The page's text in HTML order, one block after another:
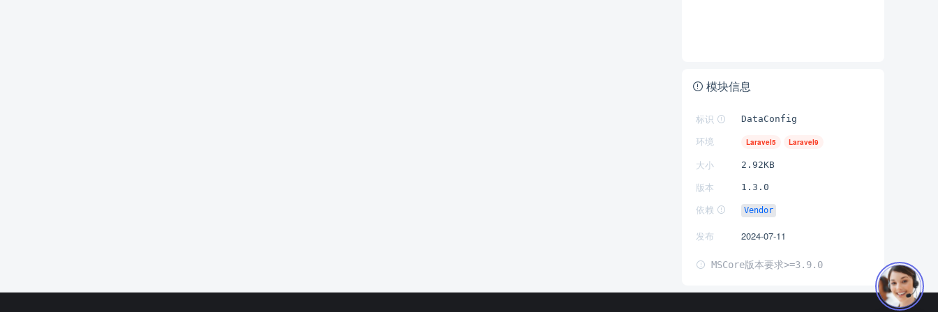
模块信息
标识 DataConfig
环境 Laravel5 Laravel9
大小 2.92KB
版本 1.3.0
依赖 Vendor
发布 2024-07-11
MSCore版本要求>=3.9.0